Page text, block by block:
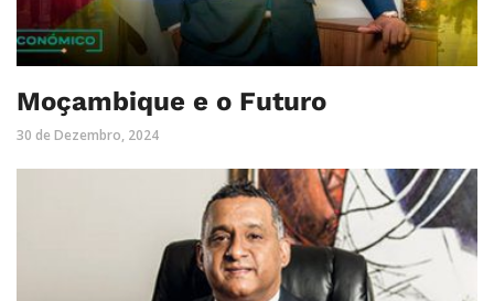
Moçambique e o Futuro
30 de Dezembro, 2024